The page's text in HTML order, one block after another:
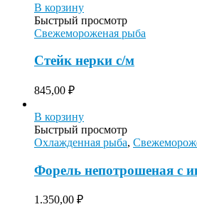
В корзину
Быстрый просмотр
Свежемороженая рыба
Стейк нерки с/м
845,00 ₽
В корзину
Быстрый просмотр
Охлажденная рыба,
Форель непотрошеная с
1.350,00 ₽